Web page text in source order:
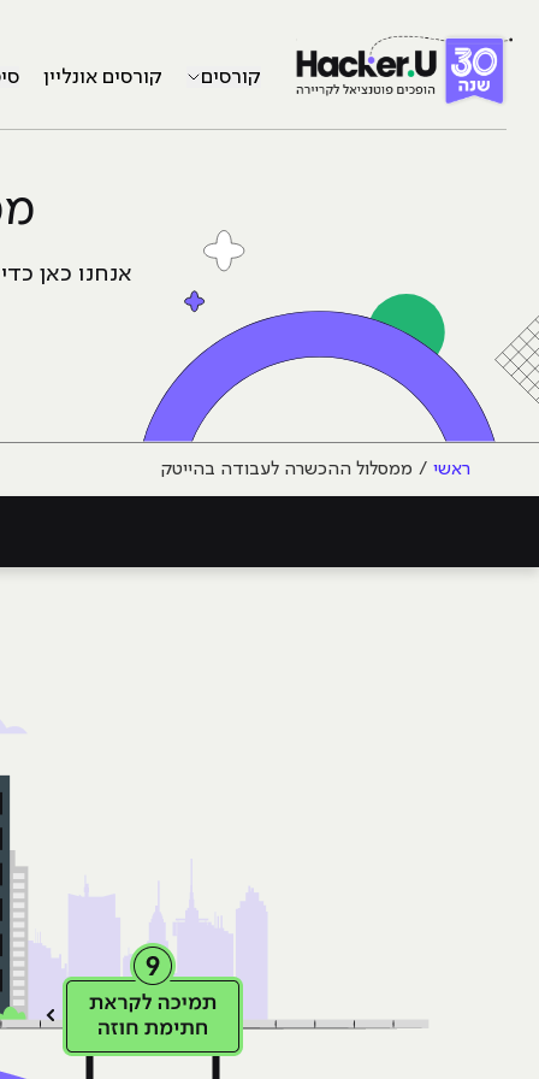
קורסים קורסים אונליין
אנחנו כאן
ראשי ממסלול ההכשרה לעבודה בהייטק